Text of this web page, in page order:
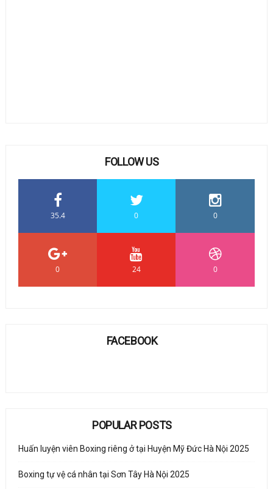
FOLLOW US
35.4 0 0
0 24 0
FACEBOOK
POPULAR POSTS
Huấn luyện viên Boxing riêng ở tại Huyện Mỹ Đức Hà Nội 2025
Boxing tự vệ cá nhân tại Sơn Tây Hà Nội 2025